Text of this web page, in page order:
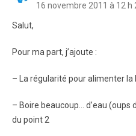
16 novembre 2011 à 12 h
Salut,
Pour ma part, j’ajoute :
– La régularité pour alimenter la
– Boire beaucoup… d’eau (oups
du point 2